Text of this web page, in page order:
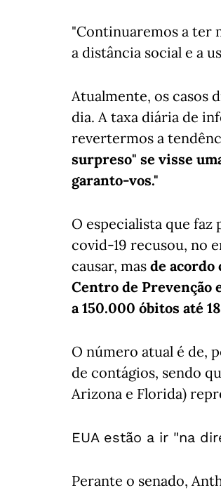
"Continuaremos a ter
a distância social e a
Atualmente, os casos
dia. A taxa diária de
revertermos a
surpreso" se visse
garanto-vos."
O especialista que faz
covid-19 recusou, no
causar, mas de acordo
Centro de Prevenção
a 150.000 óbitos até
O número atual é de,
de contágios, sendo
Arizona e Florida)
EUA estão a ir "na
Perante o senado,